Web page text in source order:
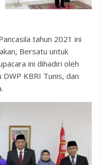
tahun 2021 ini
Bersatu untuk
ini dihadiri oleh
KBRI Tunis, dan